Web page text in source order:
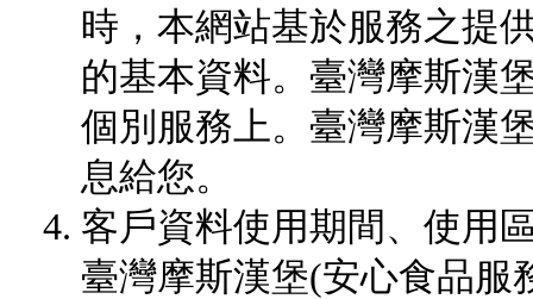
時，本網站基於服務之提
的基本資料。臺灣摩斯漢
個別服務上。臺灣摩斯漢
息給您。
客戶資料使用期間、使用
臺灣摩斯漢堡(安心食品服